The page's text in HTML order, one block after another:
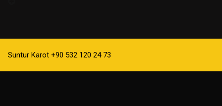
Suntur Karot +90 532 120 24 73